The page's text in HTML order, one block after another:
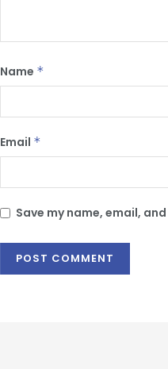
Name *
Email *
Save my name, email,